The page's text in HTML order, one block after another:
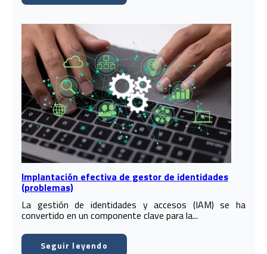
Implantación efectiva de gestor de identidades
(problemas)
La gestión de identidades y accesos (IAM) se ha
convertido en un componente clave para la...
Seguir leyendo